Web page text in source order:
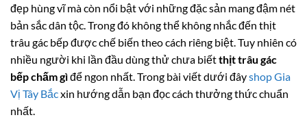
đẹp hùng vĩ mà còn nổi bật với những đặc sản mang đậm nét
bản sắc dân tộc. Trong đó không thể không nhắc đến thịt
trâu gác bếp được chế biến theo cách riêng biệt. Tuy nhiên có
nhiều người khi lần đầu dùng thử chưa biếtthịt trâu gác
bếp chấm gìđể ngon nhất. Trong bài viết dưới đâyshop Gia
Vị Tây Bắcxin hướng dẫn bạn đọc cách thưởng thức chuẩn
nhất.